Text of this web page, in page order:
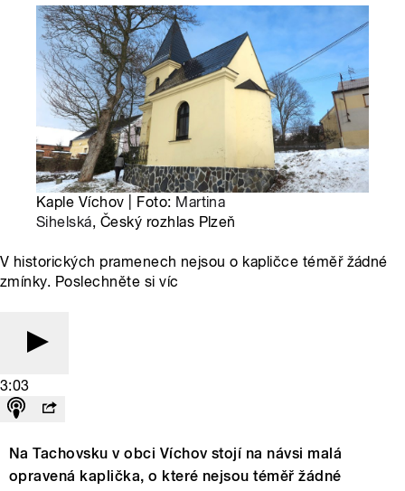
Kaple Víchov | Foto: Martina
Sihelská, Český rozhlas Plzeň
V historických pramenech nejsou o kapličce téměř žádné
zmínky. Poslechněte si víc
3:03
Na Tachovsku v obci Víchov stojí na návsi malá
opravená kaplička, o které nejsou téměř žádné